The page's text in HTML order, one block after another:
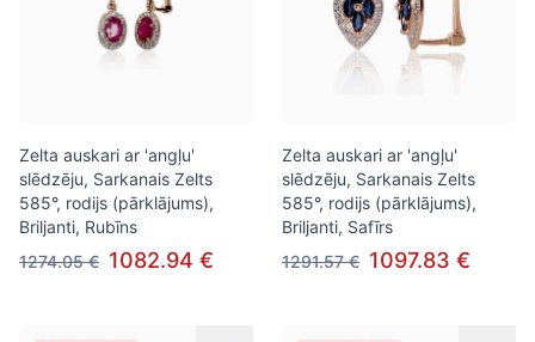
Zelta auskari ar 'angļu'
slēdzēju, Sarkanais Zelts
585°, rodijs (pārklājums),
Briljanti, Rubīns
1274.05 € 1082.94 €
Zelta auskari ar 'angļu'
slēdzēju, Sarkanais Zelts
585°, rodijs (pārklājums),
Briljanti, Safīrs
1291.57 € 1097.83 €